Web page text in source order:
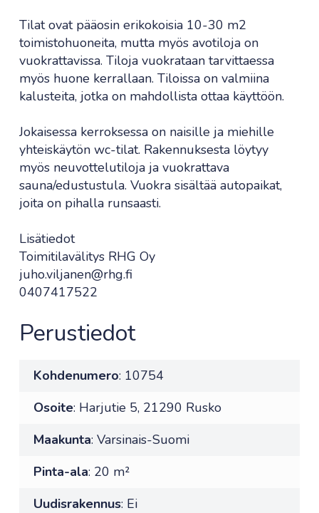
Tilat ovat pääosin erikokoisia 10-30 m2
toimistohuoneita, mutta myös avotiloja on
vuokrattavissa. Tiloja vuokrataan tarvittaessa
myös huone kerrallaan. Tiloissa on valmiina
kalusteita, jotka on mahdollista ottaa käyttöön.
Jokaisessa kerroksessa on naisille ja miehille
yhteiskäytön wc-tilat. Rakennuksesta löytyy
myös neuvottelutiloja ja vuokrattava
sauna/edustustula. Vuokra sisältää autopaikat,
joita on pihalla runsaasti.
Lisätiedot
Toimitilavälitys RHG Oy
juho.viljanen@rhg.fi
0407417522
Perustiedot
Kohdenumero: 10754
Osoite: Harjutie 5, 21290 Rusko
Maakunta: Varsinais-Suomi
Pinta-ala: 20 m²
Uudisrakennus: Ei